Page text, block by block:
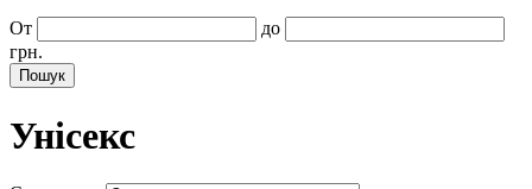
От
до
грн.
Пошук
Унісекс